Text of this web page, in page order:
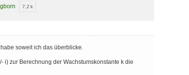
7,2 k
soweit ich das überblicke.
i) zur Berechnung der Wachstumskonstante k die